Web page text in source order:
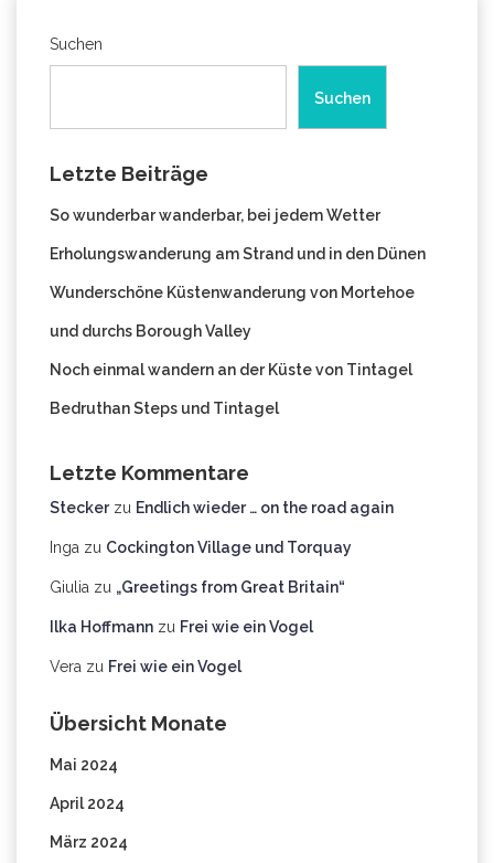
Suchen
Suchen
Letzte Beiträge
So wunderbar wanderbar, bei jedem Wetter
Erholungswanderung am Strand und in den Dünen
Wunderschöne Küstenwanderung von Mortehoe
und durchs Borough Valley
Noch einmal wandern an der Küste von Tintagel
Bedruthan Steps und Tintagel
Letzte Kommentare
Steckerzu Endlich wieder … on the road again
Inga zu Cockington Village und Torquay
Giulia zu „Greetings from Great Britain“
Ilka Hoffmann zu Frei wie ein Vogel
Vera zu Frei wie ein Vogel
Übersicht Monate
Mai 2024
April 2024
März 2024